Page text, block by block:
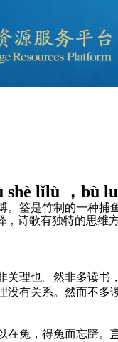
shè lǐlù ，bù
。筌是竹制的一种捕
，诗歌有独特的思维
理也。然非多读书
有关系。然而不多
兔，得兔而忘蹄。